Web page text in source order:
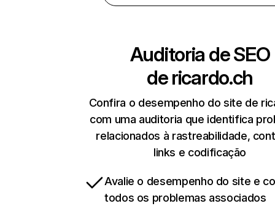
Auditoria de SEO
dericardo.ch
Confira o desempenho do site de
com uma auditoria que identifica
relacionados à rastreabilidade,
links e codificação
Avalie o desempenho do site e
todos os problemas associados